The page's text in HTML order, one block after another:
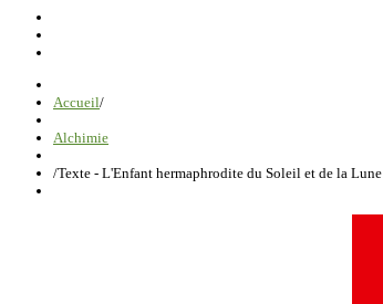
Accueil/
Alchimie
/Texte - L'Enfant hermaphrodite du Soleil et de la Lune